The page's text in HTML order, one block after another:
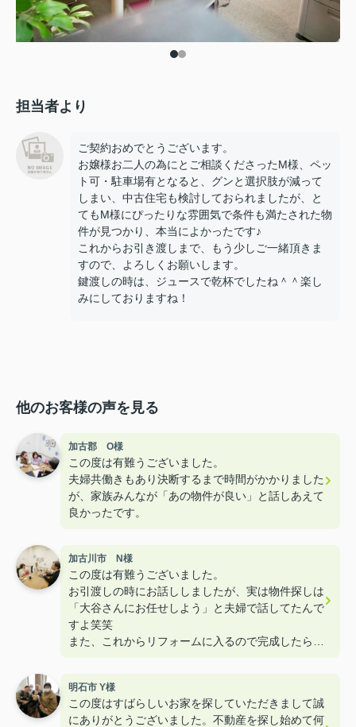
担当者より
ご契約おめでとうございます。
お嬢様お二人の為にとご相談くださったM様、ペッ
ト可・駐車場有となると、グンと選択肢が減って
しまい、中古住宅も検討しておられましたが、と
てもM様にぴったりな雰囲気で条件も満たされた物
件が見つかり、本当によかったです♪
これからお引き渡しまで、もう少しご一緒頂きま
すので、よろしくお願いします。
鍵渡しの時は、ジュースで乾杯でしたね＾＾楽し
みにしておりますね！
他のお客様の声を見る
加古郡 O様
この度は有難うございました。
夫婦共働きもあり決断するまで時間がかかりました
が、家族みんなが「あの物件が良い」と話しあえて
良かったです。
加古川市 N様
この度は有難うございました。
お引渡しの時にお話ししましたが、実は物件探しは
「大谷さんにお任せしよう」と夫婦で話してたんで
すよ笑笑
また、これからリフォームに入るので完成したら遊
明石市 Y様
この度はすばらしいお家を探していただきまして誠
にありがとうございました。不動産を探し始めて何